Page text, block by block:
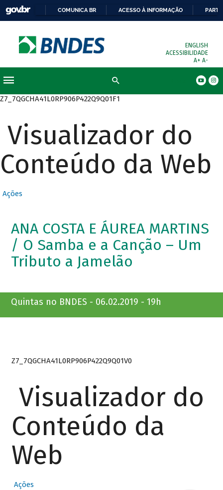
COMUNICA BR ACESSO À INFORMAÇÃO
ENGLISH
ACESSIBILIDADE
A+ A-
Z7_7QGCHA41L0RP906P422Q9Q01F1
Visualizador do
Conteúdo da Web
Ações
ANA COSTA E ÁUREA MARTINS
/ O Samba e a Canção – Um
Tributo a Jamelão
Quintas no BNDES - 06.02.2019 - 19h
Z7_7QGCHA41L0RP906P422Q9Q01V0
Visualizador do
Conteúdo da
Web
Ações